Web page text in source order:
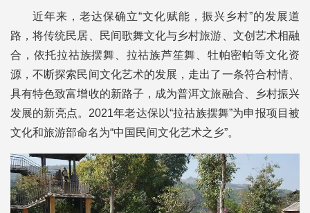
近年来，老达保确立“文化赋能，振兴乡村”的发展道
路，将传统民居、民间歌舞文化与乡村旅游、文创艺术相融
合，依托拉祜族摆舞、拉祜族芦笙舞、牡帕密帕等文化资
源，不断探索民间文化艺术的发展，走出了一条符合村情、
具有特色致富增收的新路子，成为普洱文旅融合、乡村振兴
发展的新亮点。2021年老达保以“拉祜族摆舞”为申报项目被
文化和旅游部命名为“中国民间文化艺术之乡”。